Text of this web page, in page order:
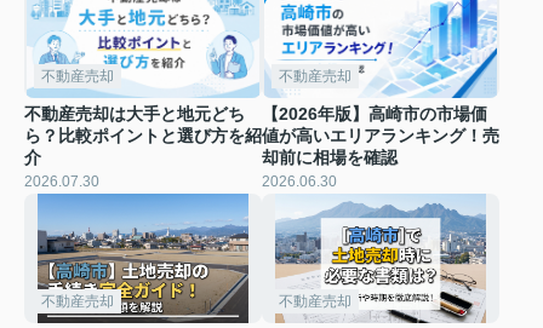
不動産売却
不動産売却は大手と地元どち
ら？比較ポイントと選び方を紹
介
2026.07.30
不動産売却
【2026年版】高崎市の市場価
値が高いエリアランキング！売
却前に相場を確認
2026.06.30
不動産売却 不動産売却